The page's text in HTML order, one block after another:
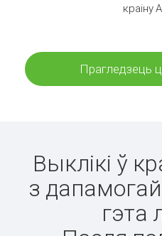
краіну
Прагледзець
Выклікі ў
з
гэта